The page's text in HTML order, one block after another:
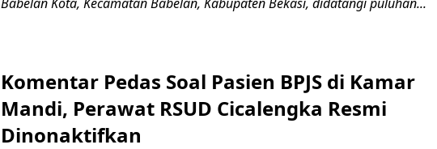
Babelan Kota, Kecamatan Babelan, Kabupaten Bekasi, didatangi puluhan...
Komentar Pedas Soal Pasien BPJS di Kamar
Mandi, Perawat RSUD Cicalengka Resmi
Dinonaktifkan